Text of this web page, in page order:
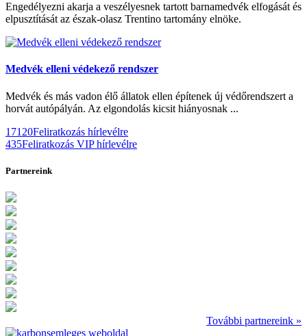
Engedélyezni akarja a veszélyesnek tartott barnamedvék elfogását és
elpusztítását az észak-olasz Trentino tartomány elnöke.
Medvék elleni védekező rendszer
Medvék és más vadon élő állatok ellen építenek új védőrendszert a
horvát autópályán. Az elgondolás kicsit hiányosnak ...
17120Feliratkozás hírlevélre
435Feliratkozás VIP hírlevélre
Partnereink
További partnereink »